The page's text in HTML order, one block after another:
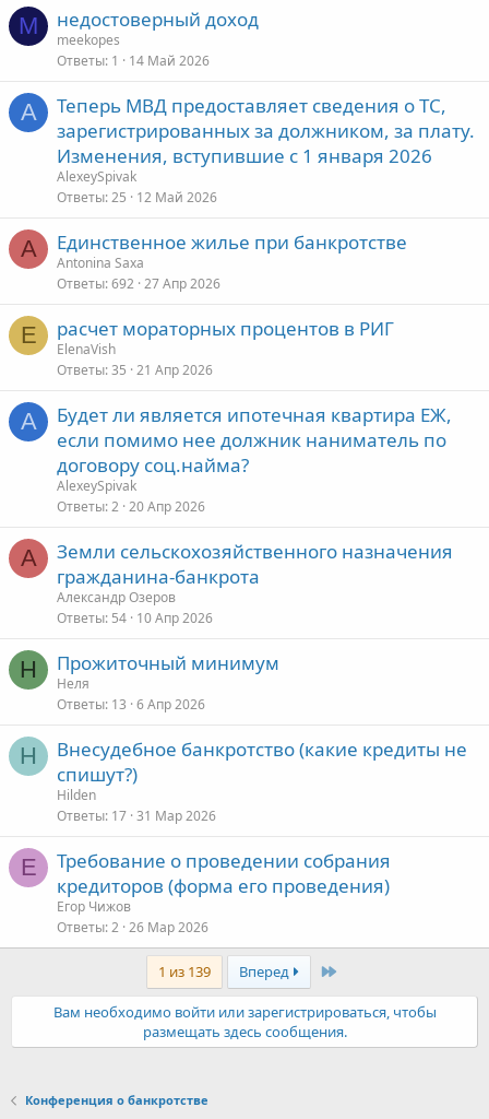
M недостоверный доход
meekopes
Ответы 1 14 Май 2026
A
Теперь МВД предоставляет сведения о ТС,
зарегистрированных за должником, за плату.
Изменения, вступившие с 1 января 2026
AlexeySpivak
Ответы 25 12 Май 2026
A Единственное жилье при банкротстве
Antonina Saxa
Ответы 692 27 Апр 2026
E расчет мораторных процентов в РИГ
ElenaVish
Ответы 35 21 Апр 2026
A
Будет ли является ипотечная квартира ЕЖ,
если помимо нее должник наниматель по
договору соц.найма?
AlexeySpivak
Ответы 2 20 Апр 2026
А
Земли сельскохозяйственного назначения
гражданина-банкрота
Александр Озеров
Ответы 54 10 Апр 2026
Н Прожиточный минимум
Неля
Ответы 13 6 Апр 2026
H
Внесудебное банкротство (какие кредиты не
спишут?)
Hilden
Ответы 17 31 Мар 2026
Е
Требование о проведении собрания
кредиторов (форма его проведения)
Егор Чижов
Ответы 2 26 Мар 2026
1 из 139 Вперед Последняя
Вам необходимо войти или зарегистрироваться, чтобы
размещать здесь сообщения.
Конференция о банкротстве